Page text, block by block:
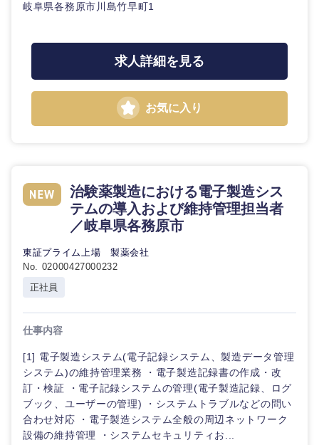
岐阜県各務原市川島竹早町1
求人詳細を見る
お気に入り
治験薬製造における電子製造シス
テムの導入および維持管理担当者
／岐阜県各務原市
東証プライム上場 製薬会社
No. 02000427000232
正社員
仕事内容
[1] 電子製造システム(電子記録システム、製造データ管理
システム)の維持管理業務 ・電子製造記録書の作成・改
訂・検証 ・電子記録システムの管理(電子製造記録、ログ
ブック、ユーザーの管理) ・システムトラブルなどの問い
合わせ対応 ・電子製造システム全般の周辺ネットワーク
設備の維持管理 ・システムセキュリティお...